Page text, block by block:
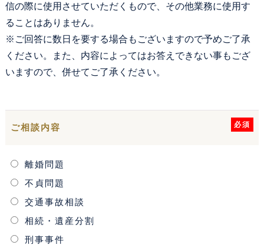
リモート相談
お知らせ
サマークラーク・ウィンタークラーク募集
プライバシーポリシー
お電話はこちらから
信の際に使用させていただくもので、その他業務に使用す
ることはありません。
※ご回答に数日を要する場合もございますので予めご了承
ください。また、内容によってはお答えできない事もござ
いますので、併せてご了承ください。
ご相談内容 必須
離婚問題
不貞問題
交通事故相談
相続・遺産分割
刑事事件